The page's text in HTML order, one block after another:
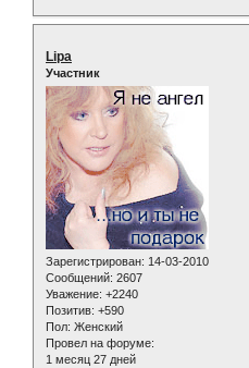
Lipa
Участник
Зарегистрирован: 14-03-2010
Сообщений: 2607
Уважение: +2240
Позитив: +590
Пол: Женский
Провел на форуме:
1 месяц 27 дней